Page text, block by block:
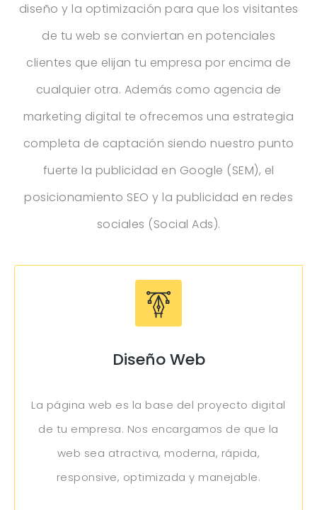
diseño y la optimización para que los visitantes
de tu web se conviertan en potenciales
clientes que elijan tu empresa por encima de
cualquier otra. Además como agencia de
marketing digital te ofrecemos una estrategia
completa de captación siendo nuestro punto
fuerte la publicidad en Google (SEM), el
posicionamiento SEO y la publicidad en redes
sociales (Social Ads).
Diseño Web
La página web es la base del proyecto digital
de tu empresa. Nos encargamos de que la
web sea atractiva, moderna, rápida,
responsive, optimizada y manejable.